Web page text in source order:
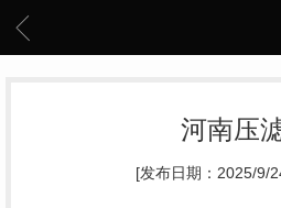
河南压
[发布日期：2025/9/